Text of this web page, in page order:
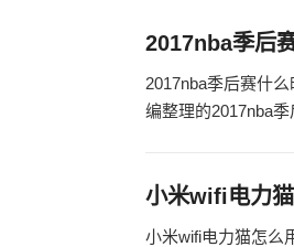
2017nba季后
2017nba季后赛什
编整理的2017nba
小米wifi电力
小米wifi电力猫怎么